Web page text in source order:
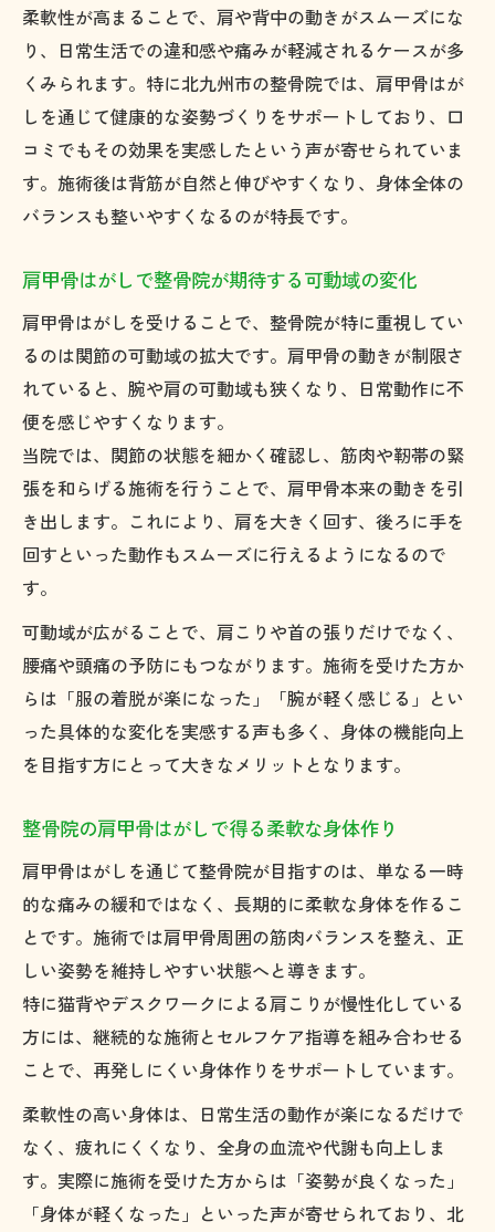
柔軟性が高まることで、肩や背中の動きがスムーズにな
り、日常生活での違和感や痛みが軽減されるケースが多
くみられます。特に北九州市の整骨院では、肩甲骨はが
しを通じて健康的な姿勢づくりをサポートしており、口
コミでもその効果を実感したという声が寄せられていま
す。施術後は背筋が自然と伸びやすくなり、身体全体の
バランスも整いやすくなるのが特長です。
肩甲骨はがしで整骨院が期待する可動域の変化
肩甲骨はがしを受けることで、整骨院が特に重視してい
るのは関節の可動域の拡大です。肩甲骨の動きが制限さ
れていると、腕や肩の可動域も狭くなり、日常動作に不
便を感じやすくなります。
当院では、関節の状態を細かく確認し、筋肉や靭帯の緊
張を和らげる施術を行うことで、肩甲骨本来の動きを引
き出します。これにより、肩を大きく回す、後ろに手を
回すといった動作もスムーズに行えるようになるので
す。
可動域が広がることで、肩こりや首の張りだけでなく、
腰痛や頭痛の予防にもつながります。施術を受けた方か
らは「服の着脱が楽になった」「腕が軽く感じる」とい
った具体的な変化を実感する声も多く、身体の機能向上
を目指す方にとって大きなメリットとなります。
整骨院の肩甲骨はがしで得る柔軟な身体作り
肩甲骨はがしを通じて整骨院が目指すのは、単なる一時
的な痛みの緩和ではなく、長期的に柔軟な身体を作るこ
とです。施術では肩甲骨周囲の筋肉バランスを整え、正
しい姿勢を維持しやすい状態へと導きます。
特に猫背やデスクワークによる肩こりが慢性化している
方には、継続的な施術とセルフケア指導を組み合わせる
ことで、再発しにくい身体作りをサポートしています。
柔軟性の高い身体は、日常生活の動作が楽になるだけで
なく、疲れにくくなり、全身の血流や代謝も向上しま
す。実際に施術を受けた方からは「姿勢が良くなった」
「身体が軽くなった」といった声が寄せられており、北